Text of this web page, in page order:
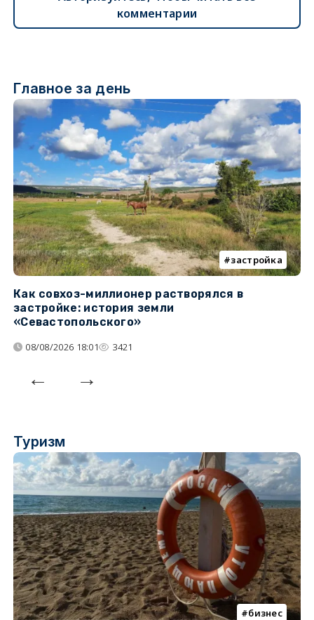
комментарии
Главное за день
застройка
Как совхоз-миллионер растворялся в
застройке: история земли
«Севастопольского»
08/08/2026 18:01 3421
Туризм
бизнес